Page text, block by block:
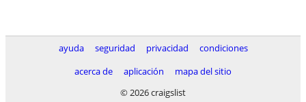
ayuda seguridad privacidad
condiciones
acerca de
aplicación
mapa del sitio
© 2026 craigslist